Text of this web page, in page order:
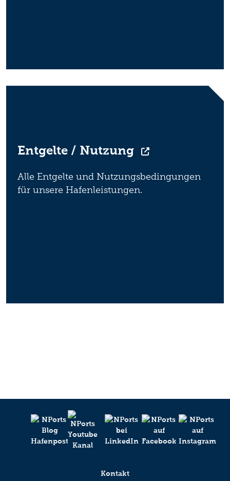
Entgelte / Nutzung
Alle Entgelte und Nutzungsbedingungen
für unsere Hafenleistungen.
Kontakt